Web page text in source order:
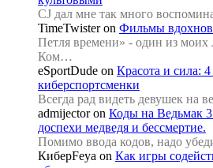
CJ дал мне так много
TimeTwister on Фильмы
Петля времени» - один из
Ком…
eSportDude on Красота и сила:
киберспортсменки
Всегда рад видеть девушек на
admijector on Коды на Ведьмак
доспехи медведя и бессмертие.
Помимо ввода кодов, надо
КиберFeya on Как игры